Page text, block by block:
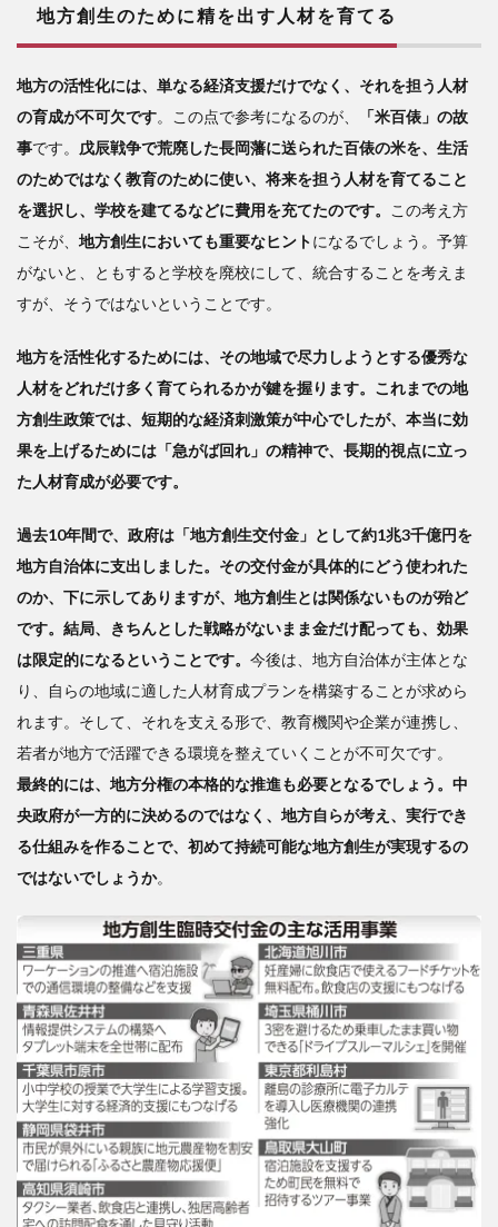
地方創生のために精を出す人材を育てる
地方の活性化には、単なる経済支援だけでなく、それを担う人材
の育成が不可欠です。この点で参考になるのが、
「米百俵」の故
事です。 戊辰戦争で荒廃した長岡藩に送られた百俵の米を、生活
のためではなく教育のために使い、将来を担う人材を育てること
を選択し、学校を建てるなどに費用を充てたのです。
この考え方
こそが、 地方創生においても重要なヒントになるでしょう。 予算
がないと、ともすると学校を廃校にして、統合することを考えま
すが、そうではないということです。
地方を活性化するためには、その地域で尽力しようとする優秀な
人材をどれだけ多く育てられるかが鍵を握ります。これまでの地
方創生政策では、短期的な経済刺激策が中心でしたが、本当に効
果を上げるためには「急がば回れ」の精神で、長期的視点に立っ
た人材育成が必要です。
過去10年間で、政府は「地方創生交付金」として約1兆3千億円を
地方自治体に支出しました。その交付金が具体的にどう使われた
のか、下に示してありますが、地方創生とは関係ないものが殆ど
です。結局、きちんとした戦略がないまま金だけ配っても、効果
は限定的になるということです。 今後は、地方自治体が主体とな
り、自らの地域に適した人材育成プランを構築することが求めら
れます。そして、それを支える形で、教育機関や企業が連携し、
若者が地方で活躍できる環境を整えていくことが不可欠です。
最終的には、地方分権の本格的な推進も必要となるでしょう。中
央政府が一方的に決めるのではなく、地方自らが考え、実行でき
る仕組みを作ることで、初めて持続可能な地方創生が実現するの
ではないでしょうか。